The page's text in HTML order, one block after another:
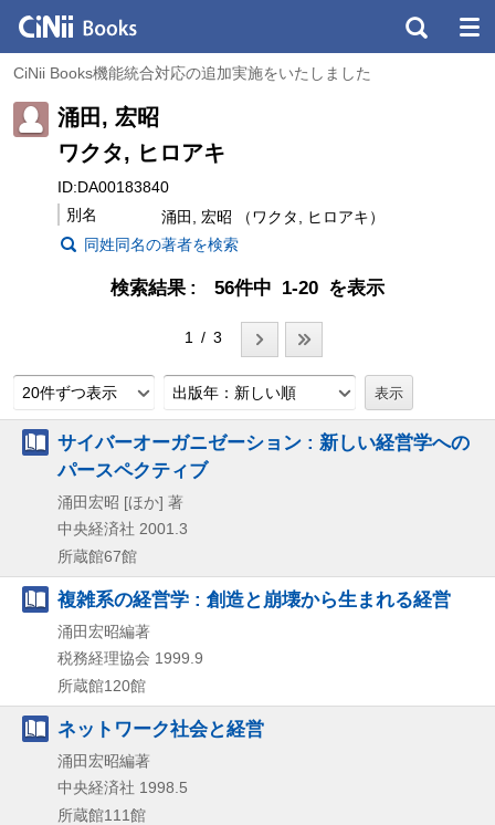
CiNii Books機能統合対応の追加実施をいたしました
涌田, 宏昭
ワクタ, ヒロアキ
ID:DA00183840
別名
涌田, 宏昭 （ワクタ, ヒロアキ）
同姓同名の著者を検索
検索結果 56件中 1-20 を表示
1 / 3
20件ずつ表示 出版年：新しい順
サイバーオーガニゼーション : 新しい経営学への
パースペクティブ
涌田宏昭 [ほか] 著
中央経済社 2001.3
所蔵館67館
複雑系の経営学 : 創造と崩壊から生まれる経営
涌田宏昭編著
税務経理協会 1999.9
所蔵館120館
ネットワーク社会と経営
涌田宏昭編著
中央経済社 1998.5
所蔵館111館